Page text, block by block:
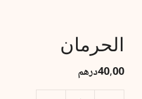
الحرمان
40,00درهم